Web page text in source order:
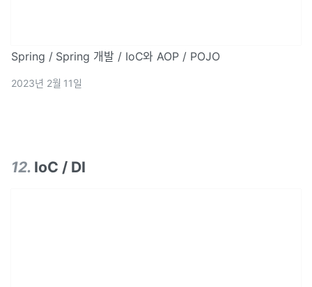
Spring / Spring 개발 / IoC와 AOP / POJO
2023년 2월 11일
12. IoC / DI